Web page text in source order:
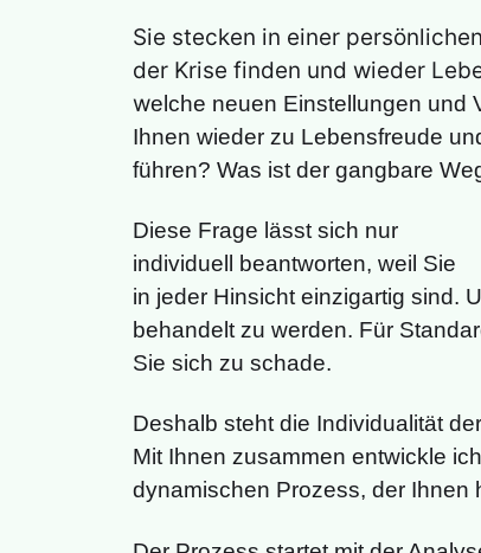
Sie stecken in einer
der Krise finden und wieder
welche neuen Einstellungen und
Ihnen wieder zu Lebensfreude
führen? Was ist der gangbare
Diese Frage lässt sich nur
individuell beantworten, weil Sie
in jeder Hinsicht einzigartig sind.
behandelt zu werden. Für
Sie sich zu schade.
Deshalb steht die Individualität
Mit Ihnen zusammen entwickle
dynamischen Prozess, der Ihnen